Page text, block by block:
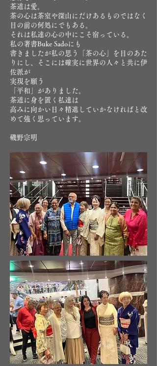
茶道は愛。
茶の心は茶室や深山にだけあるものではなく
目の前の何処にでもある。
それは私達の心の中にこそ宿っている。
私の著書Buke Sadoにも
書きましたが私の思う「茶の心」を目のあた
りにし、そこには確実に世界の人々と共に伊
佐派が
実現を願う
「平和」がありました。
茶道に身を置く私達は
高みに向かい日々精進していかなければと改
めて強く思っています。
磯野宗明